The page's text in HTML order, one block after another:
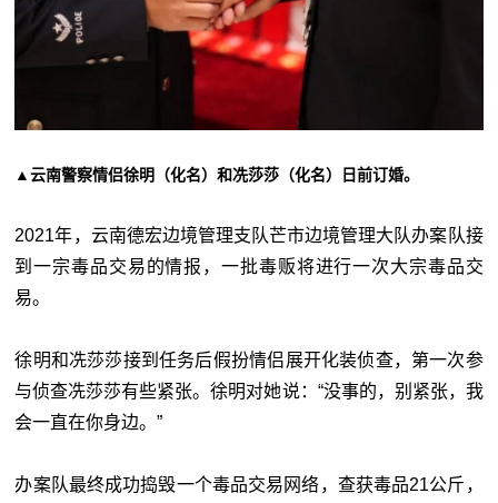
▲云南警察情侣徐明（化名）和冼莎莎（化名）日前订婚。
2021年，云南德宏边境管理支队芒市边境管理大队办案队接
到一宗毒品交易的情报，一批毒贩将进行一次大宗毒品交
易。
徐明和冼莎莎接到任务后假扮情侣展开化装侦查，第一次参
与侦查冼莎莎有些紧张。徐明对她说：“没事的，别紧张，我
会一直在你身边。”
办案队最终成功捣毁一个毒品交易网络，查获毒品21公斤，